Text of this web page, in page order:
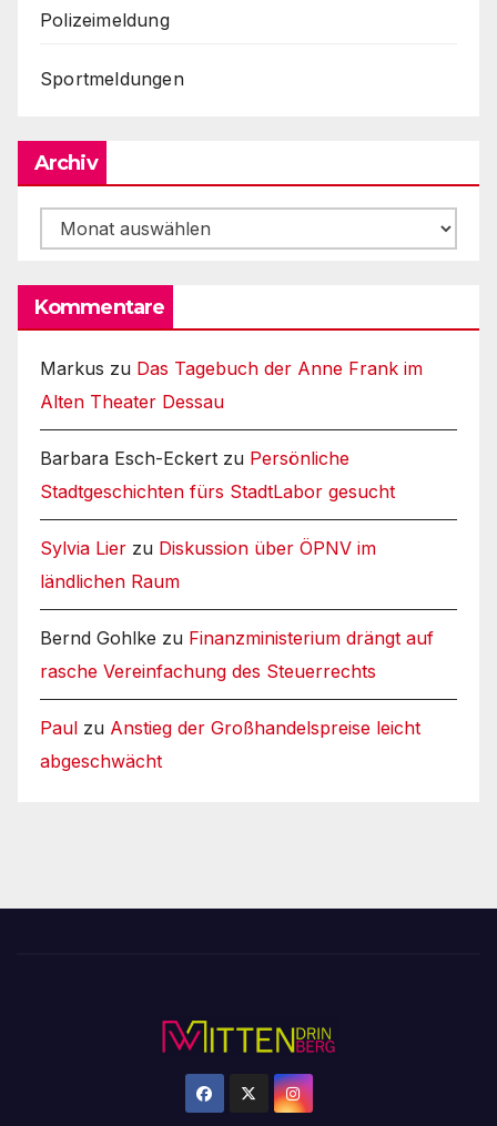
Polizeimeldung
Sportmeldungen
Archiv
Archiv
Kommentare
Markus zu Das Tagebuch der Anne Frank im
Alten Theater Dessau
Barbara Esch-Eckert zu Persönliche
Stadtgeschichten fürs StadtLabor gesucht
Sylvia Lier zu Diskussion über ÖPNV im
ländlichen Raum
Bernd Gohlke zu Finanzministerium drängt auf
rasche Vereinfachung des Steuerrechts
Paul zu Anstieg der Großhandelspreise leicht
abgeschwächt